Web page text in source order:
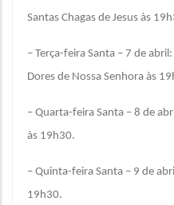
Santas Chagas de Jesus às
– Terça-feira Santa – 7 de
Dores de Nossa Senhora às
– Quarta-feira Santa – 8 de
às 19h30.
– Quinta-feira Santa – 9 de
19h30.